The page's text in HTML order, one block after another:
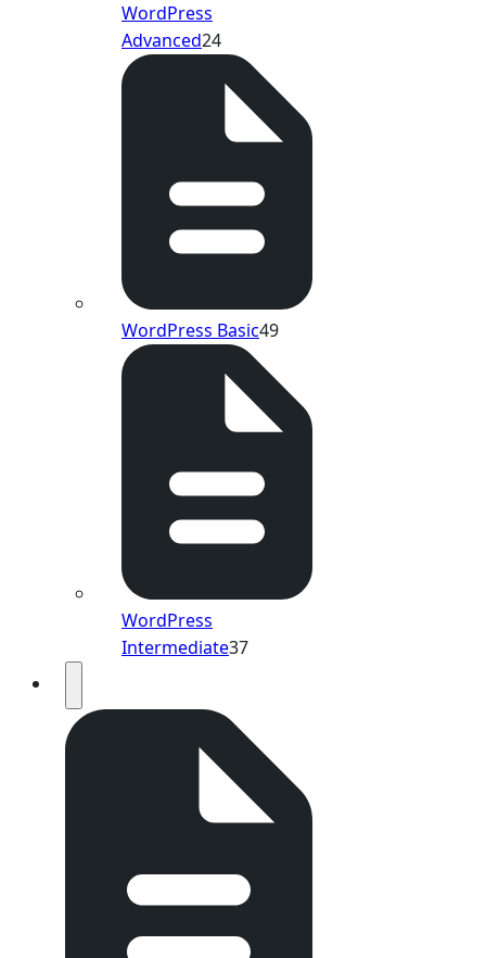
WordPress
Advanced24
WordPress Basic49
WordPress
Intermediate37